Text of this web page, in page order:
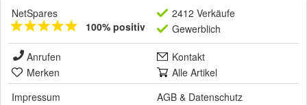
NetSpares
100% positiv
2412 Verkäufe
Gewerblich
Anrufen
Kontakt
Merken
Alle Artikel
Impressum
AGB & Datenschutz